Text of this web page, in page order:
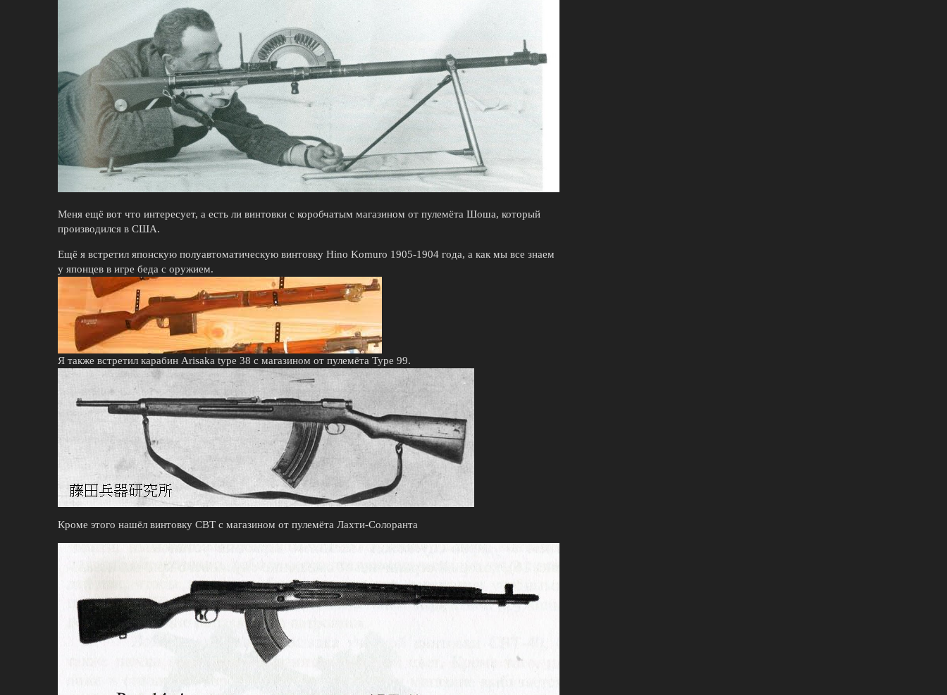
Меня ещё вот что интересует, а есть ли винтовки с коробчатым магазином от пулемёта Шоша, который
производился в США.
Ещё я встретил японскую полуавтоматическую винтовку Hino Komuro 1905-1904 года, а как мы все знаем
у японцев в игре беда с оружием.
Я также встретил карабин Arisaka type 38 с магазином от пулемёта Type 99.
Кроме этого нашёл винтовку СВТ с магазином от пулемёта Лахти-Солоранта